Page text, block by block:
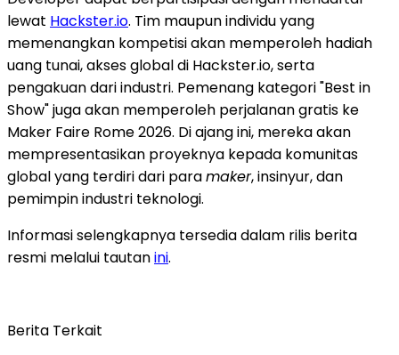
lewat Hackster.io. Tim maupun individu yang
memenangkan kompetisi akan memperoleh hadiah
uang tunai, akses global di Hackster.io, serta
pengakuan dari industri. Pemenang kategori "Best in
Show" juga akan memperoleh perjalanan gratis ke
Maker Faire Rome 2026. Di ajang ini, mereka akan
mempresentasikan proyeknya kepada komunitas
global yang terdiri dari paramaker, insinyur, dan
pemimpin industri teknologi.
Informasi selengkapnya tersedia dalam rilis berita
resmi melalui tautanini.
Berita Terkait